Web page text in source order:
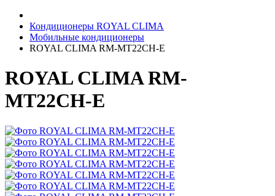
Кондиционеры ROYAL CLIMA
Мобильные кондиционеры
ROYAL CLIMA RM-MT22CH-E
ROYAL CLIMA RM-
MT22CH-E